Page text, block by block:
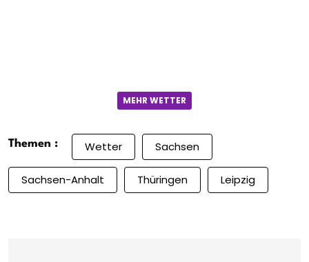
MEHR WETTER
Themen : Wetter Sachsen
Sachsen-Anhalt Thüringen Leipzig